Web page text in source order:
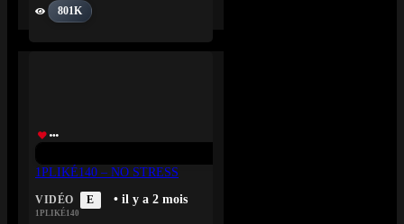
801K
1PLIKÉ140 – NO STRESS
VIDÉO E • il y a 2 mois
1PLIKÉ140